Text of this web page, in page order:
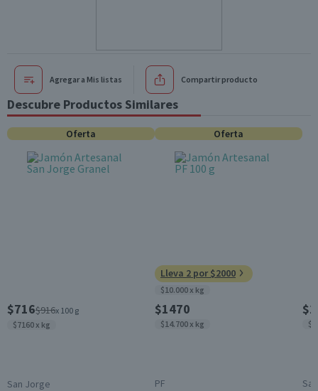
Agregar a Mis listas Compartir producto
Descubre Productos Similares
Oferta
$716$916x 100 g
$7160 x kg
San Jorge
Oferta
Lleva 2 por $2000
$10.000 x kg
$1470
$14.700 x kg
PF